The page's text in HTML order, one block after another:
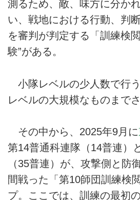
測るため、敵、味方に分か
い、戦地における行動、判
を審判が判定する「訓練検
験”がある。
小隊レベルの少人数で行う
レベルの大規模なものまで
その中から、2025年9月に
第14普通科連隊（14普連）
（35普連）が、攻撃側と防
間戦った「第10師団訓練検
プ。ここでは、訓練の最初